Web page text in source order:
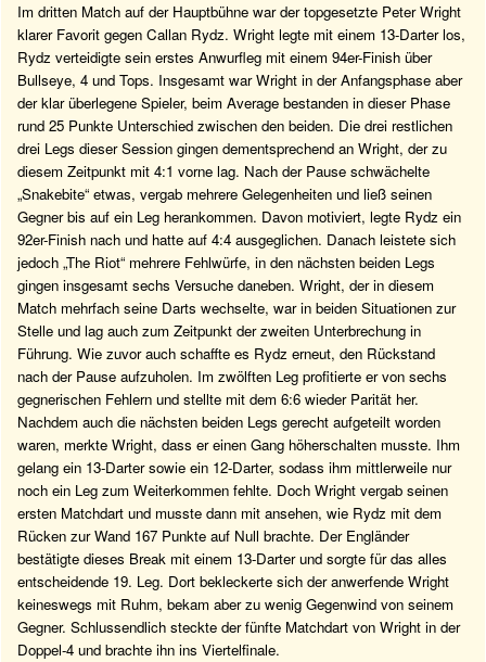
Im dritten Match auf der Hauptbühne war der topgesetzte Peter Wright
klarer Favorit gegen Callan Rydz. Wright legte mit einem 13-Darter los,
Rydz verteidigte sein erstes Anwurfleg mit einem 94er-Finish über
Bullseye, 4 und Tops. Insgesamt war Wright in der Anfangsphase aber
der klar überlegene Spieler, beim Average bestanden in dieser Phase
rund 25 Punkte Unterschied zwischen den beiden. Die drei restlichen
drei Legs dieser Session gingen dementsprechend an Wright, der zu
diesem Zeitpunkt mit 4:1 vorne lag. Nach der Pause schwächelte
„Snakebite“ etwas, vergab mehrere Gelegenheiten und ließ seinen
Gegner bis auf ein Leg herankommen. Davon motiviert, legte Rydz ein
92er-Finish nach und hatte auf 4:4 ausgeglichen. Danach leistete sich
jedoch „The Riot“ mehrere Fehlwürfe, in den nächsten beiden Legs
gingen insgesamt sechs Versuche daneben. Wright, der in diesem
Match mehrfach seine Darts wechselte, war in beiden Situationen zur
Stelle und lag auch zum Zeitpunkt der zweiten Unterbrechung in
Führung. Wie zuvor auch schaffte es Rydz erneut, den Rückstand
nach der Pause aufzuholen. Im zwölften Leg profitierte er von sechs
gegnerischen Fehlern und stellte mit dem 6:6 wieder Parität her.
Nachdem auch die nächsten beiden Legs gerecht aufgeteilt worden
waren, merkte Wright, dass er einen Gang höherschalten musste. Ihm
gelang ein 13-Darter sowie ein 12-Darter, sodass ihm mittlerweile nur
noch ein Leg zum Weiterkommen fehlte. Doch Wright vergab seinen
ersten Matchdart und musste dann mit ansehen, wie Rydz mit dem
Rücken zur Wand 167 Punkte auf Null brachte. Der Engländer
bestätigte dieses Break mit einem 13-Darter und sorgte für das alles
entscheidende 19. Leg. Dort bekleckerte sich der anwerfende Wright
keineswegs mit Ruhm, bekam aber zu wenig Gegenwind von seinem
Gegner. Schlussendlich steckte der fünfte Matchdart von Wright in der
Doppel-4 und brachte ihn ins Viertelfinale.